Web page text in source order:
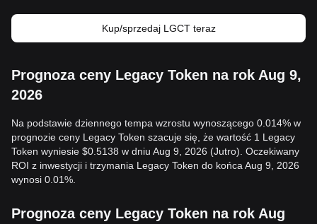
Kup/sprzedaj LGCT teraz
Prognoza ceny Legacy Token na rok Aug 9,
2026
Na podstawie dziennego tempa wzrostu wynoszącego 0.014% w
prognozie ceny Legacy Token szacuje się, że wartość 1 Legacy
Token wyniesie $0.5138 w dniu Aug 9, 2026 (Jutro). Oczekiwany
ROI z inwestycji i trzymania Legacy Token do końca Aug 9, 2026
wynosi 0.01%.
Prognoza ceny Legacy Token na rok Aug